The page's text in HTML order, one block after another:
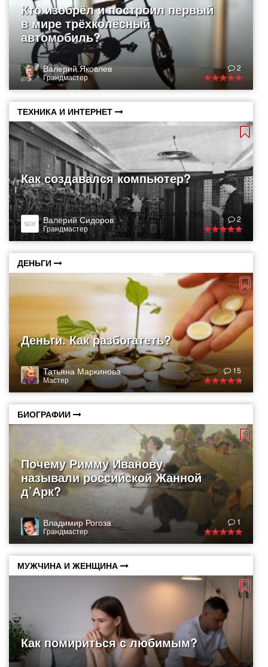
Кто изобрёл и построил первый
в мире трёхколёсный
автомобиль?
Валерий Яковлев
Грандмастер
2
ТЕХНИКА И ИНТЕРНЕТ
Как создавался компьютер?
Часть 1. Теоретические предпосылки
Валерий Сидоров
Грандмастер
2
ДЕНЬГИ
Деньги. Как разбогатеть?
Татьяна Маркинова
Мастер
15
БИОГРАФИИ
Почему Римму Иванову
называли российской Жанной
д’Арк?
Владимир Рогоза
Грандмастер
1
МУЖЧИНА И ЖЕНЩИНА
Как помириться с любимым?